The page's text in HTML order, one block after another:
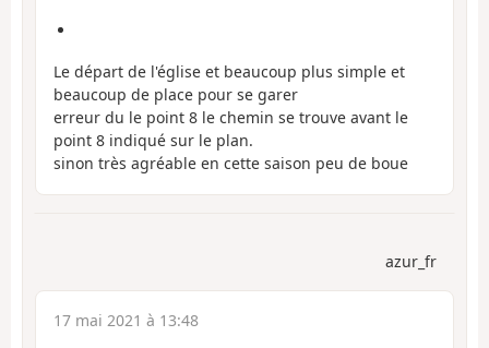
Le départ de l'église et beaucoup plus simple et
beaucoup de place pour se garer
erreur du le point 8 le chemin se trouve avant le
point 8 indiqué sur le plan.
sinon très agréable en cette saison peu de boue
azur_fr
17 mai 2021 à 13:48